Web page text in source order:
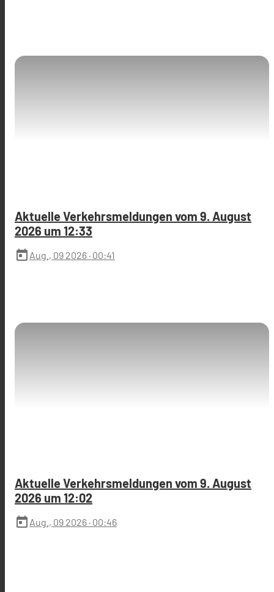
Aktuelle Verkehrsmeldungen vom 9. August
2026 um 12:33
today Aug., 09 2026 · 00:41
Aktuelle Verkehrsmeldungen vom 9. August
2026 um 12:02
today Aug., 09 2026 · 00:46